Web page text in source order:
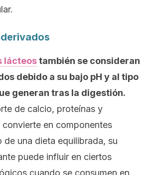
lácteostambién se consideran
debido a su bajo pH y al tipo
generan tras la digestión.
de calcio, proteínas y
convierte en componentes
de una dieta equilibrada, su
puede influir en ciertos
cuando se consumen en